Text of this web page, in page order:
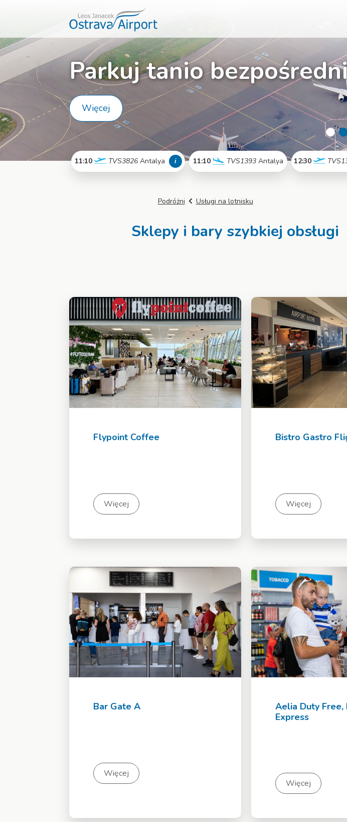
Parkuj tanio
Więcej
11:10 TVS3826 Antalya
Więcej
i 11:10 TVS1393 Antalya
Więcej
12:30
Podróżni Usługi na lotnisku
Sklepy i bary szybkiej obsługi
Flypoint Coffee
Więcej
Bistro Gastro
Więcej
Bar Gate A
Więcej
Aelia Duty Free,
Express
Więcej